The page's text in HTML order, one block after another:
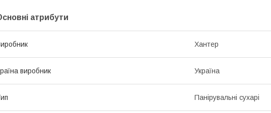
атрибути
Хантер
виробник Україна
Панірувальні сухарі